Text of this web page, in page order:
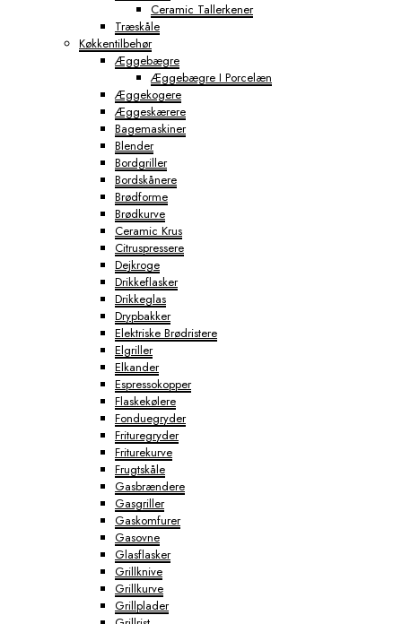
Ceramic Tallerkener
Træskåle
Køkkentilbehør
Æggebægre
Æggebægre I Porcelæn
Æggekogere
Æggeskærere
Bagemaskiner
Blender
Bordgriller
Bordskånere
Brødforme
Brødkurve
Ceramic Krus
Citruspressere
Dejkroge
Drikkeflasker
Drikkeglas
Drypbakker
Elektriske Brødristere
Elgriller
Elkander
Espressokopper
Flaskekølere
Fonduegryder
Frituregryder
Friturekurve
Frugtskåle
Gasbrændere
Gasgriller
Gaskomfurer
Gasovne
Glasflasker
Grillknive
Grillkurve
Grillplader